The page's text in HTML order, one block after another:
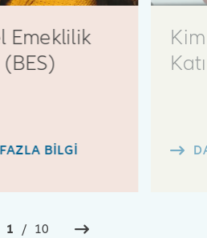
Emeklilik
BILGI
1 / 10